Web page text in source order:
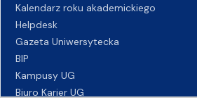
Kalendarz roku akademickiego
Helpdesk
Gazeta Uniwersytecka
BIP
Kampusy UG
Biuro Karier UG